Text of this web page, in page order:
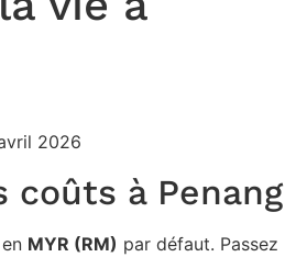
2026
coûts à Penang
MYR (RM) par défaut. Passez